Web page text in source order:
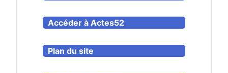
Accéder à Actes52
Plan du site